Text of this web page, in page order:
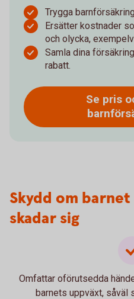
Trygga
Ersätter kostnader
och olycka,
Samla dina
rabatt.
Se pris
Skydd om
skadar sig
Omfattar oförutsedda
barnets uppväxt, såväl